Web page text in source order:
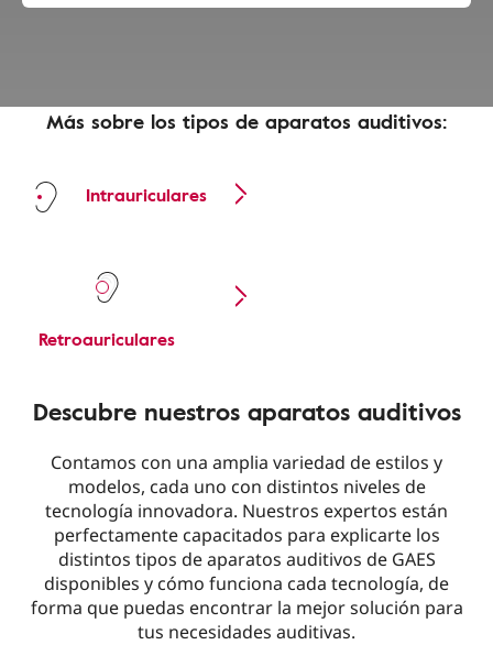
Más sobre los tipos de aparatos auditivos:
Intrauriculares
Retroauriculares
Descubre nuestros aparatos auditivos
Contamos con una amplia variedad de estilos y
modelos, cada uno con distintos niveles de
tecnología innovadora. Nuestros expertos están
perfectamente capacitados para explicarte los
distintos tipos de aparatos auditivos de GAES
disponibles y cómo funciona cada tecnología, de
forma que puedas encontrar la mejor solución para
tus necesidades auditivas.